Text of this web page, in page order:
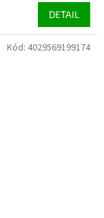
DETAIL
Kód: 4029569199174